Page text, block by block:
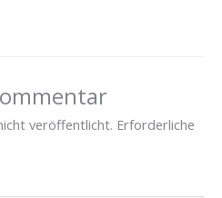
veröffentlicht. Erforderliche